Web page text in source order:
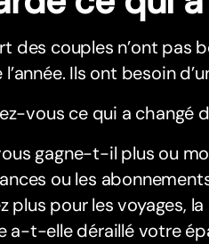
des couples n’ont pas
Ils ont besoin
vous ce qui a changé
gagne-t-il plus ou
ou les
plus pour les voyages,
a-t-elle déraillé votre